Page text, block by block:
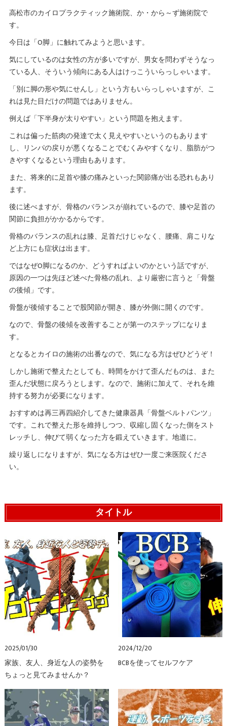
高松市のカイロプラクティック施術院、か・から～ず施術院で
す。
今日は「O脚」に触れてみようと思います。
気にしているのは女性の方が多いですが、男女を問わずそうなっ
ている人、そういう傾向にある人はけっこういらっしゃいます。
「別に脚の形や気にせんし」という方もいらっしゃいますが、こ
れは見た目だけの問題ではありません。
例えば「下半身が太りやすい」という問題を抱えます。
これは偏った筋肉の発達で太く見えやすいというのもあります
し、リンパの戻りが悪くなることでむくみやすくなり、脂肪がつ
きやすくなるという理由もあります。
また、将来的に足首や膝の痛みといった関節痛が出る恐れもあり
ます。
後に述べますが、骨格のバランスが崩れているので、膝や足首の
関節に負担がかかるからです。
骨格のバランスの乱れは膝、足首だけじゃなく、腰痛、肩こりな
ど上方にも症状は出ます。
ではなぜO脚になるのか、どうすればよいのかという話ですが、
原因の一つは先ほど述べた骨格の乱れ、より厳密に言うと「骨盤
の後傾」です。
骨盤が後傾することで股関節が開き、膝が外側に開くのです。
なので、骨盤の後傾を改善することが第一のステップになりま
す。
となるとカイロの施術の出番なので、気になる方はぜひどうぞ！
しかし施術で整えたとしても、時間をかけて歪んだものは、また
歪んだ状態に戻ろうとします。なので、施術に加えて、それを維
持する努力が必要になります。
おすすめは再三再四紹介してきた健康器具「骨盤ベルトパンツ」
です。これで整えた形を維持しつつ、収縮し固くなった側をスト
レッチし、伸びて弱くなった方を鍛えていきます。地道に。
繰り返しになりますが、気になる方はぜひ一度ご来医院くださ
い。
タイトル
2025/01/30
家族、友人、身近な人の姿勢を
ちょっと見てみませんか？
2024/12/20
BCBを使ってセルフケア